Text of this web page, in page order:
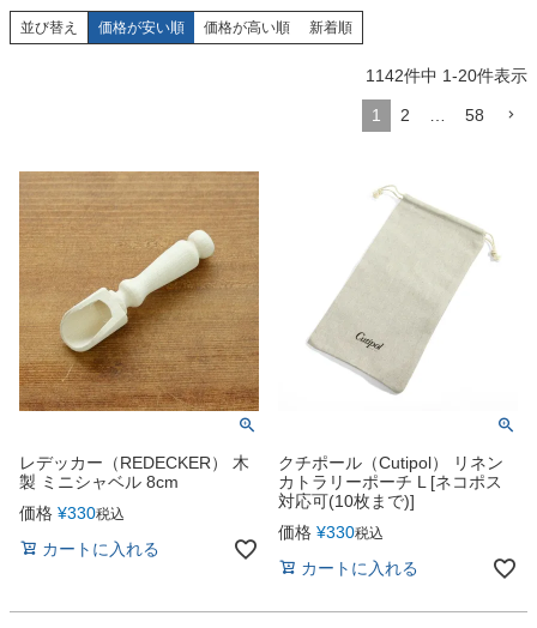
並び替え 価格が安い順 価格が高い順 新着順
1142件中 1-20件表示
1 2 58
レデッカー（REDECKER） 木
製 ミニシャベル 8cm
価格 ¥330税込
カートに入れる
クチポール（Cutipol） リネン
カトラリーポーチ L [ネコポス
対応可(10枚まで)]
価格 ¥330税込
カートに入れる